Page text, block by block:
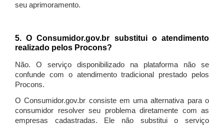
seu aprimoramento.
5. O Consumidor.gov.br substitui o atendimento
realizado pelos Procons?
Não. O serviço disponibilizado na plataforma não se
confunde com o atendimento tradicional prestado pelos
Procons.
O Consumidor.gov.br consiste em uma alternativa para o
consumidor resolver seu problema diretamente com as
empresas cadastradas. Ele não substitui o serviço